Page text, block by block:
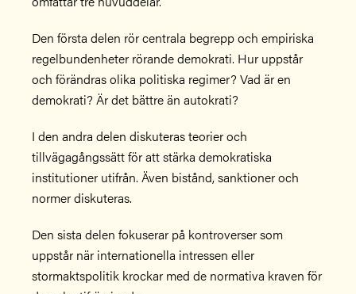
Den första delen rör centrala begrepp och empiriska
regelbundenheter rörande demokrati. Hur uppstår
och förändras olika politiska regimer? Vad är en
demokrati? Är det bättre än autokrati?
I den andra delen diskuteras teorier och
tillvägagångssätt för att stärka demokratiska
institutioner utifrån. Även bistånd, sanktioner och
normer diskuteras.
Den sista delen fokuserar på kontroverser som
uppstår när internationella intressen eller
stormaktspolitik krockar med de normativa kraven för